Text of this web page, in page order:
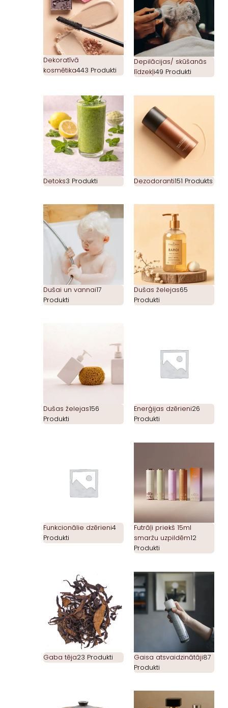
Dekoratīvā
kosmētika443 Produkti
Depilācijas/ skūšanās
līdzekļi49 Produkti
Detoks3 Produkti Dezodoranti151 Produkts
Dušai un vannai17
Produkti
Dušas želejas65
Produkti
Dušas želejas156
Produkti
Enerģijas dzērieni26
Produkti
Funkcionālie dzērieni4
Produkti
Futrāļi priekš 15ml
smaržu uzpildēm12
Produkti
Gaba tēja23 Produkti Gaisa atsvaidzinātāji87
Produkti